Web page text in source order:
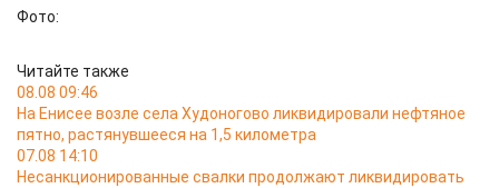
Фото:
Читайте также
08.08 09:46
На Енисее возле села Худоногово ликвидировали нефтяное
пятно, растянувшееся на 1,5 километра
07.08 14:10
Несанкционированные свалки продолжают ликвидировать